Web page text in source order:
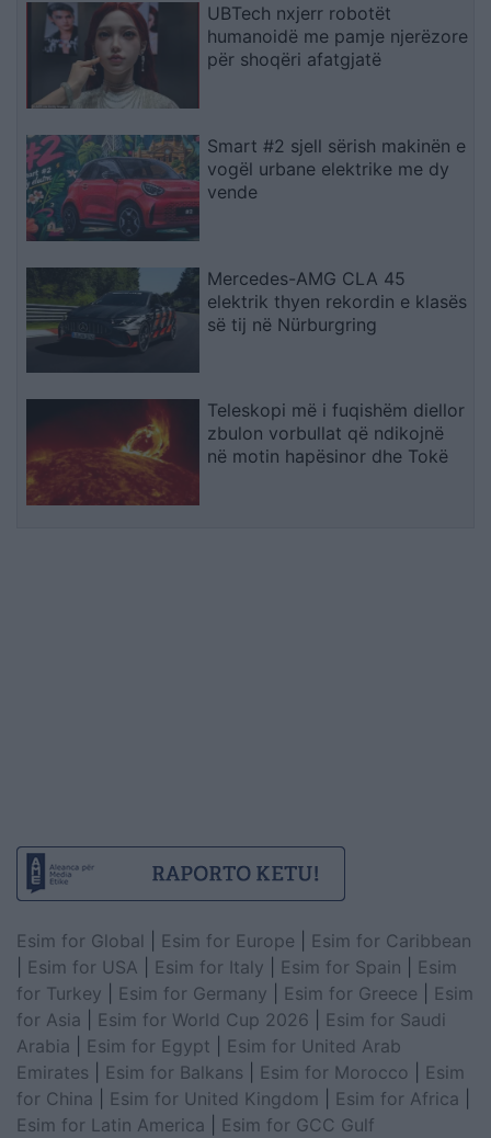
UBTech nxjerr robotët
humanoidë me pamje njerëzore
për shoqëri afatgjatë
Smart #2 sjell sërish makinën e
vogël urbane elektrike me dy
vende
Mercedes-AMG CLA 45
elektrik thyen rekordin e klasës
së tij në Nürburgring
Teleskopi më i fuqishëm diellor
zbulon vorbullat që ndikojnë
në motin hapësinor dhe Tokë
Esim for Global Esim for Europe
Esim for Caribbean
Esim for USA Esim for Italy Esim for Spain
Esim
for Turkey
Esim for Germany Esim for Greece
Esim
for Asia
Esim for World Cup 2026
Esim for Saudi
Arabia
Esim for Egypt
Esim for United Arab
Emirates
Esim for Balkans Esim for Morocco
Esim
for China
Esim for United Kingdom Esim for Africa
Esim for Latin America
Esim for GCC Gulf